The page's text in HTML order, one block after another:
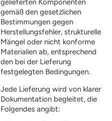
gelieferten Komponenten
gemäß den gesetzlichen
Bestimmungen gegen
Herstellungsfehler, strukturelle
Mängel oder nicht konforme
Materialien ab, entsprechend
den bei der Lieferung
festgelegten Bedingungen.
Jede Lieferung wird von klarer
Dokumentation begleitet, die
Folgendes angibt: